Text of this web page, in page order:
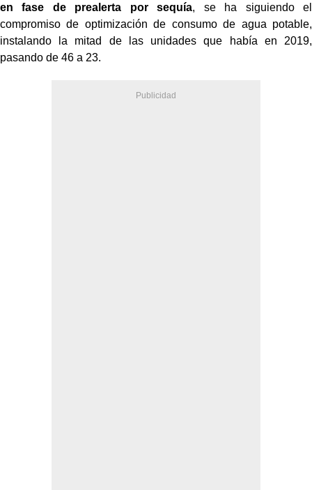
en fase de prealerta por sequía, se ha siguiendo el
compromiso de optimización de consumo de agua potable,
instalando la mitad de las unidades que había en 2019,
pasando de 46 a 23.